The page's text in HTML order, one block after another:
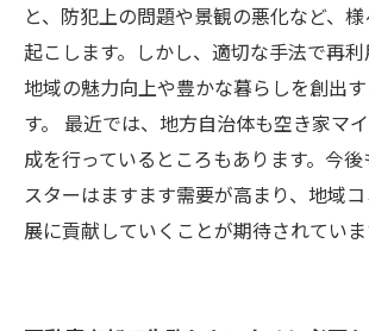
と、防犯上の問題や景観の悪化など、
起こします。しかし、適切な手法で再利
地域の魅力向上や豊かな暮らしを創出
す。 最近では、地方自治体も空き家マ
成を行っているところもあります。今
スターはますます需要が高まり、地域
展に貢献していくことが期待されていま